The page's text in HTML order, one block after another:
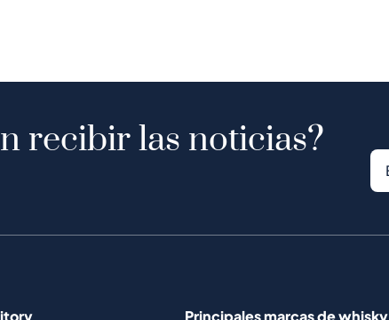
recibir las noticias?
Principales marcas de whisky